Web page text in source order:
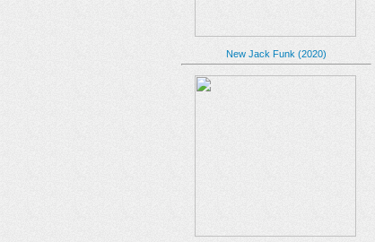
New Jack Funk (2020)